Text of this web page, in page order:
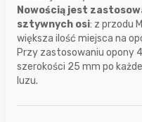
Nowością jest
sztywnych osi: z przodu
większa ilość miejsca na
Przy zastosowaniu opony
szerokości 25 mm po
luzu.